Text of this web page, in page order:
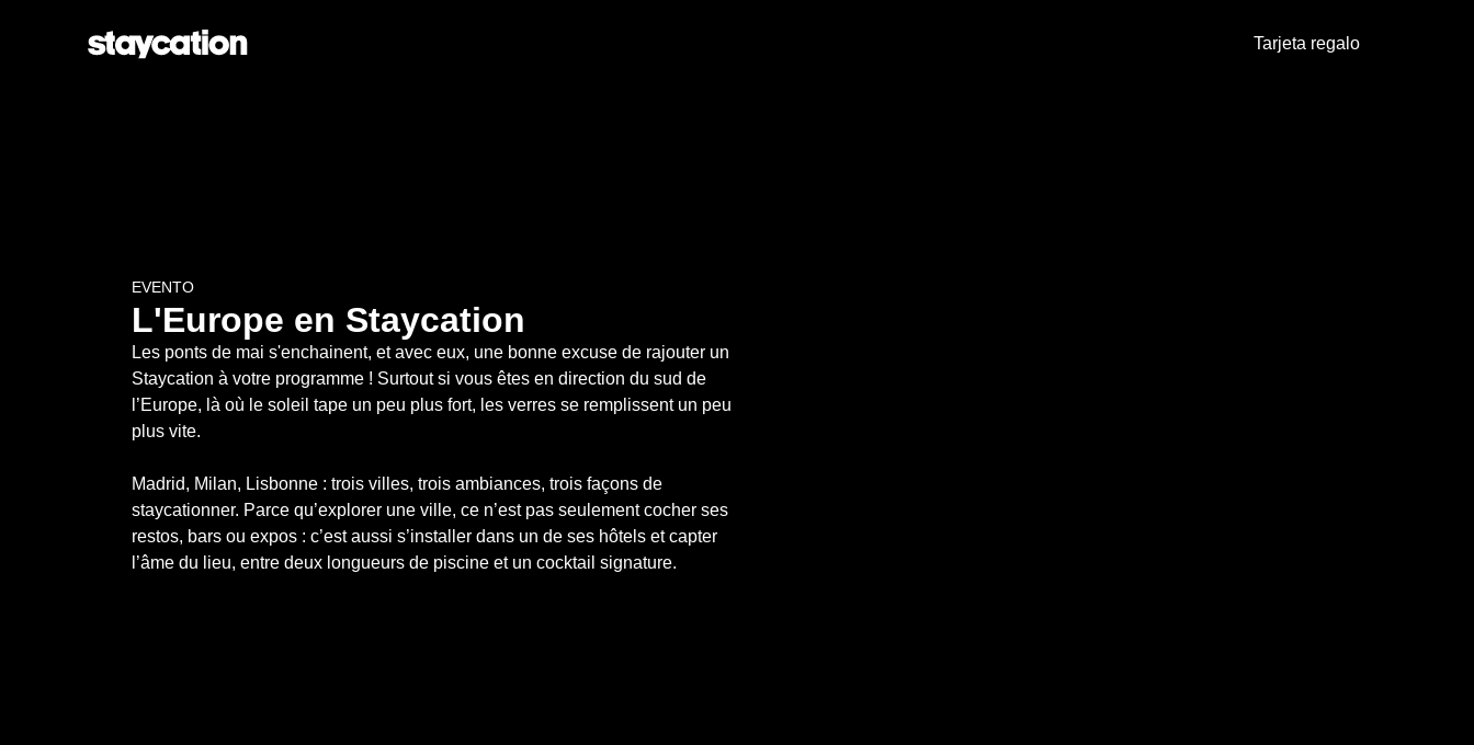
Tarjeta regalo
EVENTO
L'Europe en Staycation
Les ponts de mai s'enchainent, et avec eux, une bonne excuse de rajouter un
Staycation à votre programme ! Surtout si vous êtes en direction du sud de
l’Europe, là où le soleil tape un peu plus fort, les verres se remplissent un peu
plus vite.
Madrid, Milan, Lisbonne : trois villes, trois ambiances, trois façons de
staycationner. Parce qu’explorer une ville, ce n’est pas seulement cocher ses
restos, bars ou expos : c’est aussi s’installer dans un de ses hôtels et capter
l’âme du lieu, entre deux longueurs de piscine et un cocktail signature.